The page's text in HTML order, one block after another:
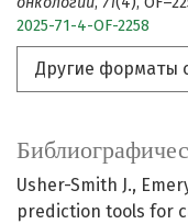
2025-71-4-OF-2258
Другие форматы
Usher-Smith J.,
prediction tools for